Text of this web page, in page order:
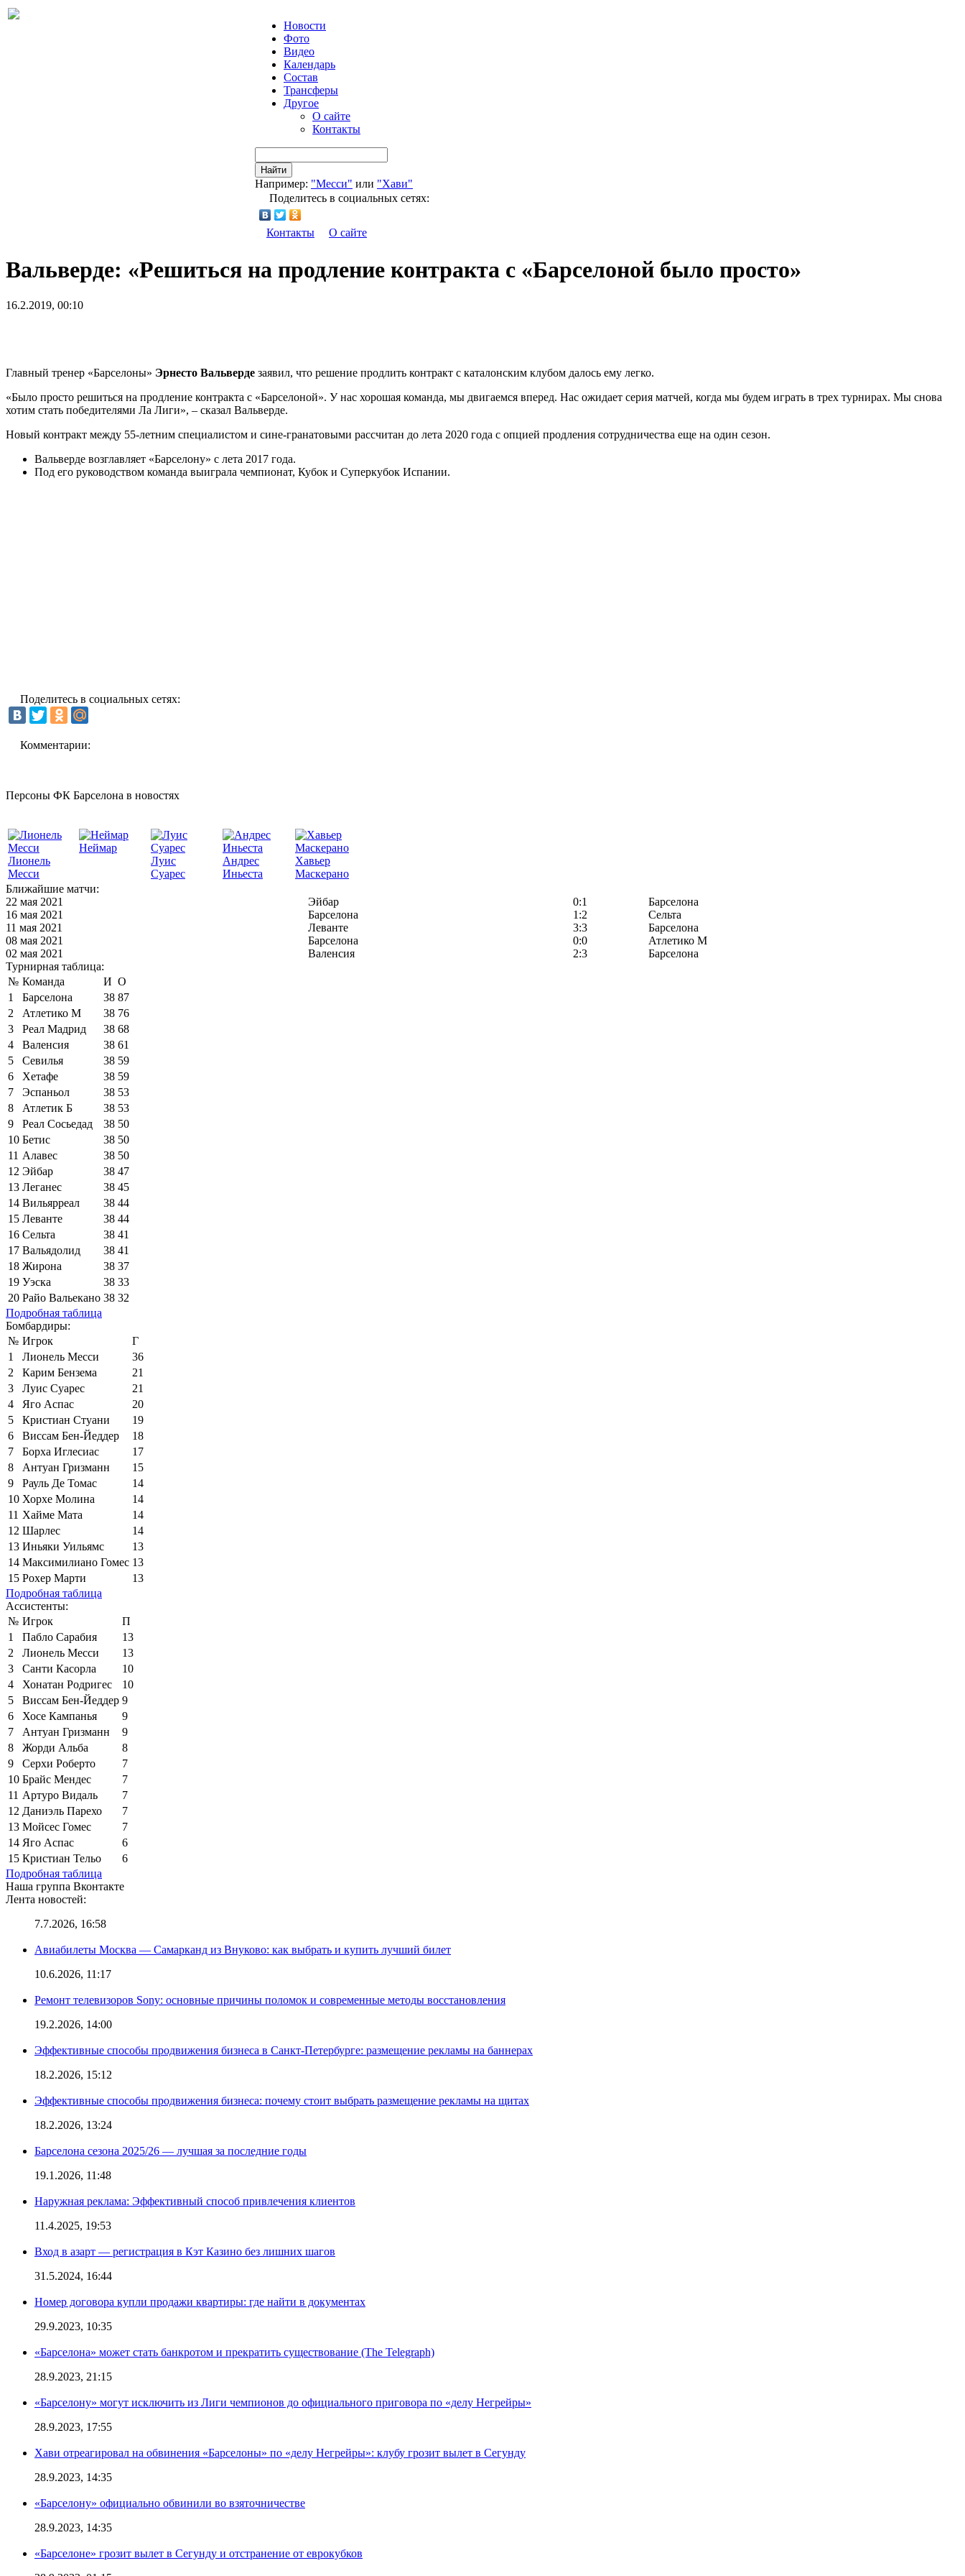
Новости
Фото
Видео
Календарь
Состав
Трансферы
Другое
О сайте
Контакты
Найти
Например: "Месси" или "Хави"
Поделитесь в социальных сетях:
Контакты О сайте
Вальверде: «Решиться на продление контракта с «Барселоной было просто»
16.2.2019, 00:10
Главный тренер «Барселоны» Эрнесто Вальверде заявил, что решение продлить контракт с каталонским клубом далось ему легко.
«Было просто решиться на продление контракта с «Барселоной». У нас хорошая команда, мы двигаемся вперед. Нас ожидает серия матчей, когда мы будем играть в трех турнирах. Мы снова
хотим стать победителями Ла Лиги», – сказал Вальверде.
Новый контракт между 55-летним специалистом и сине-гранатовыми рассчитан до лета 2020 года с опцией продления сотрудничества ещe на один сезон.
Вальверде возглавляет «Барселону» с лета 2017 года.
Под его руководством команда выиграла чемпионат, Кубок и Суперкубок Испании.
Поделитесь в социальных сетях:
Комментарии:
Персоны ФК Барселона в новостях
Лионель
Месси
Неймар
Луис
Суарес
Андрес
Иньеста
Хавьер
Маскерано
Ближайшие матчи:
22 мая 2021
Эйбар 0:1
Барселона
16 мая 2021
Барселона 1:2
Сельта
11 мая 2021
Леванте 3:3
Барселона
08 мая 2021
Барселона 0:0
Атлетико М
02 мая 2021
Валенсия 2:3
Барселона
Турнирная таблица:
№ Команда И О
1
Барселона 38 87
2
Атлетико М 38 76
3
Реал Мадрид 38 68
4
Валенсия 38 61
5
Севилья 38 59
6
Хетафе 38 59
7
Эспаньол 38 53
8
Атлетик Б 38 53
9
Реал Сосьедад 38 50
10 Бетис 38 50
11 Алавес 38 50
12 Эйбар 38 47
13 Леганес 38 45
14 Вильярреал 38 44
15 Леванте 38 44
16 Сельта 38 41
17 Вальядолид 38 41
18 Жирона 38 37
19 Уэска 38 33
20 Райо Вальекано 38 32
Подробная таблица
Бомбардиры:
№ Игрок
Г
1
Лионель Месси
36
2
Карим Бензема
21
3
Луис Суарес
21
4
Яго Аспас
20
5
Кристиан Стуани
19
6
Виссам Бен-Йеддер
18
7
Борха Иглесиас
17
8
Антуан Гризманн
15
9
Рауль Де Томас
14
10 Хорхе Молина
14
11 Хайме Мата
14
12 Шарлес
14
13 Иньяки Уильямс
13
14 Максимилиано Гомес 13
15 Рохер Марти
13
Подробная таблица
Ассистенты:
№ Игрок
П
1
Пабло Сарабия
13
2
Лионель Месси
13
3
Санти Касорла
10
4
Хонатан Родригес
10
5
Виссам Бен-Йеддер 9
6
Хосе Кампанья
9
7
Антуан Гризманн
9
8
Жорди Альба
8
9
Серхи Роберто
7
10 Брайс Мендес
7
11 Артуро Видаль
7
12 Даниэль Парехо
7
13 Мойсес Гомес
7
14 Яго Аспас
6
15 Кристиан Тельо
6
Подробная таблица
Наша группа Вконтакте
Лента новостей:
7.7.2026, 16:58
Авиабилеты Москва — Самарканд из Внуково: как выбрать и купить лучший билет
10.6.2026, 11:17
Ремонт телевизоров Sony: основные причины поломок и современные методы восстановления
19.2.2026, 14:00
Эффективные способы продвижения бизнеса в Санкт-Петербурге: размещение рекламы на баннерах
18.2.2026, 15:12
Эффективные способы продвижения бизнеса: почему стоит выбрать размещение рекламы на щитах
18.2.2026, 13:24
Барселона сезона 2025/26 — лучшая за последние годы
19.1.2026, 11:48
Наружная реклама: Эффективный способ привлечения клиентов
11.4.2025, 19:53
Вход в азарт — регистрация в Кэт Казино без лишних шагов
31.5.2024, 16:44
Номер договора купли продажи квартиры: где найти в документах
29.9.2023, 10:35
«Барселона» может стать банкротом и прекратить существование (The Telegraph)
28.9.2023, 21:15
«Барселону» могут исключить из Лиги чемпионов до официального приговора по «делу Негрейры»
28.9.2023, 17:55
Хави отреагировал на обвинения «Барселоны» по «делу Негрейры»: клубу грозит вылет в Сегунду
28.9.2023, 14:35
«Барселону» официально обвинили во взяточничестве
28.9.2023, 14:35
«Барселоне» грозит вылет в Сегунду и отстранение от еврокубков